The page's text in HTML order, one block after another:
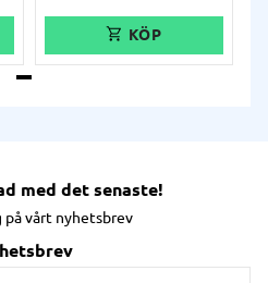
är IP68-klassad och falltålig
från 2,4 meter mot betong.
Terminalen kommer utrustad
med det senaste!
på vårt nyhetsbrev